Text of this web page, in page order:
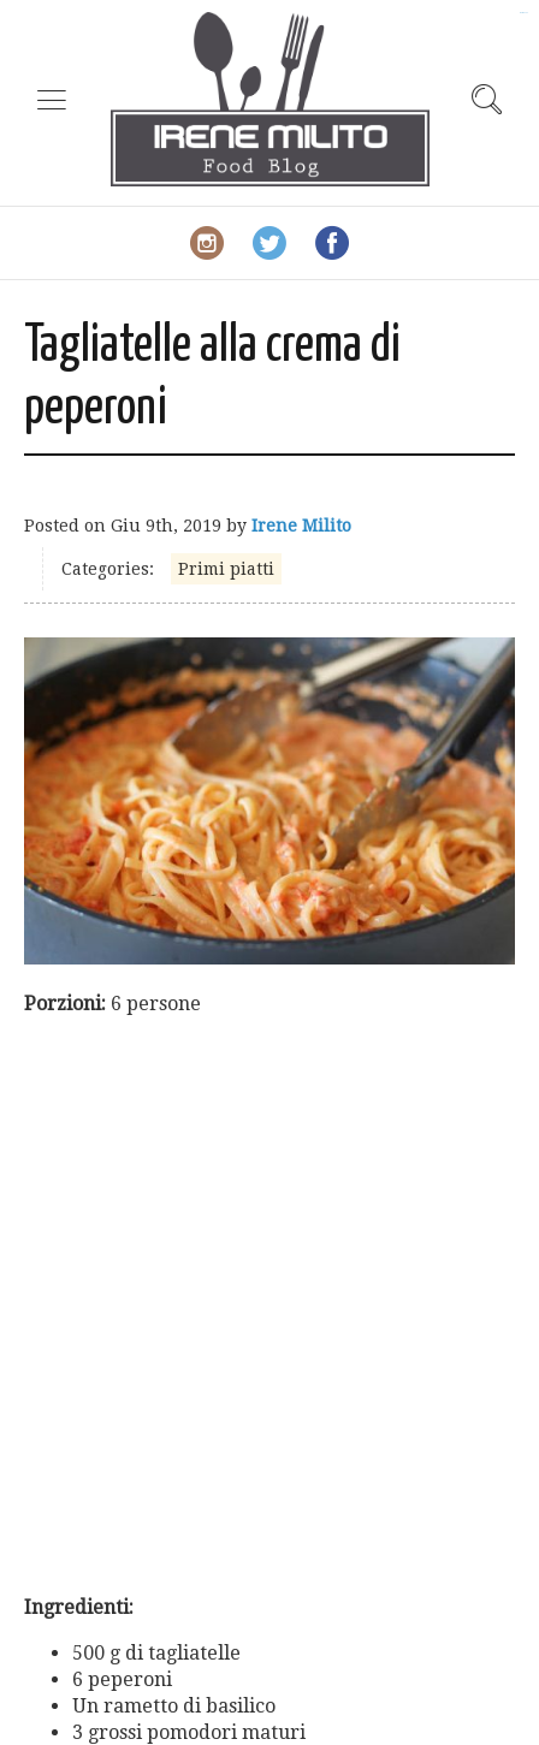
Tagliatelle alla crema di
peperoni
Posted on Giu 9th, 2019 by Irene Milito
Categories: Primi piatti
Porzioni: 6 persone
Ingredienti:
500 g di tagliatelle
6 peperoni
Un rametto di basilico
3 grossi pomodori maturi